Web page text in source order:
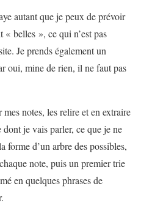
autant que je peux de prévoir
belles », ce qui n’est pas
Je prends également un
oui, mine de rien, il ne faut pas
notes, les relire et en extraire
je vais parler, ce que je ne
forme d’un arbre des possibles,
note, puis un premier trie
en quelques phrases de